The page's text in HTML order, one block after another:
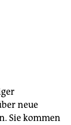
neue
Sie kommen